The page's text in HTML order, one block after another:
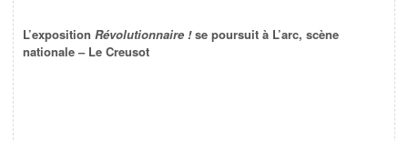
L’exposition Révolutionnaire !se poursuit à L’arc, scène
nationale – Le Creusot